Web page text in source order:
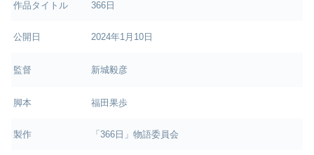
作品タイトル 366日
公開日 2024年1月10日
監督 新城毅彦
脚本 福田果歩
製作 「366日」物語委員会